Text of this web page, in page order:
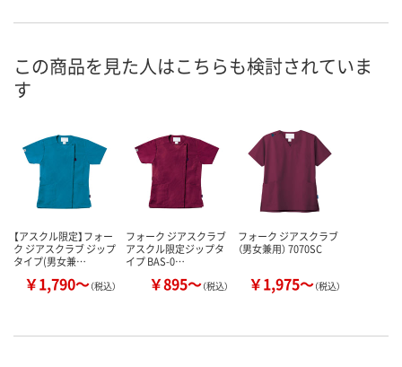
号
お届け日
お取り扱い終了しま
した
カゴへ
この商品を見た人はこちらも検討されていま
す
【アスクル限定】フォー
ク ジアスクラブ ジップ
タイプ(男女兼…
￥1,790～（税込）
フォーク ジアスクラブ
アスクル限定ジップタ
イプ BAS-0…
￥895～（税込）
フォーク ジアスクラブ
（男女兼用） 7070SC
￥1,975～（税込）